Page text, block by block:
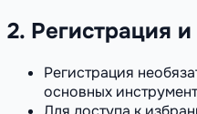
2. Регистрация
Регистрация
основных